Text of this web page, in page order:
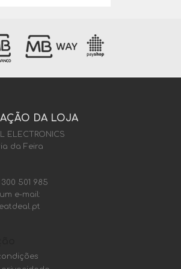
DA LOJA
ELECTRONICS
da Feira
300 501 985
e-mail: